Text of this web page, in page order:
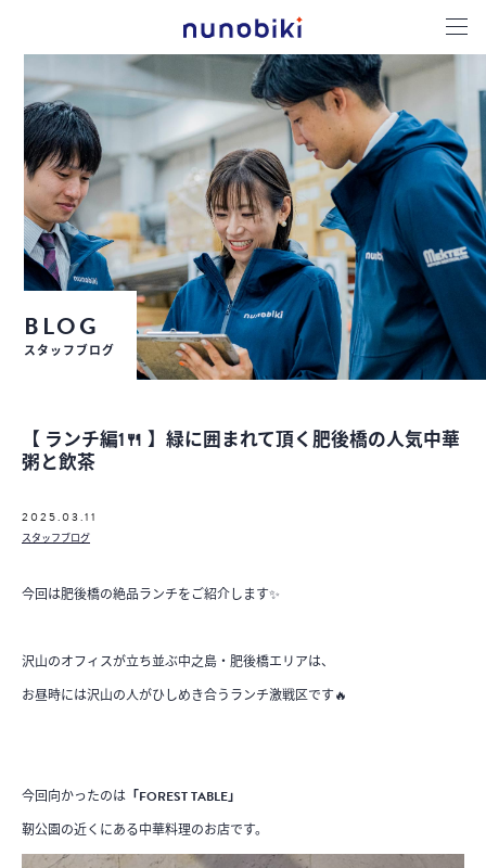
BLOG
スタッフブログ
【 ランチ編1🍴 】緑に囲まれて頂く肥後橋の人気中華
粥と飲茶
2025.03.11
スタッフブログ
今回は肥後橋の絶品ランチをご紹介します✨
沢山のオフィスが立ち並ぶ中之島・肥後橋エリアは、
お昼時には沢山の人がひしめき合うランチ激戦区です🔥
今回向かったのは 「FOREST TABLE」
靭公園の近くにある中華料理のお店です。